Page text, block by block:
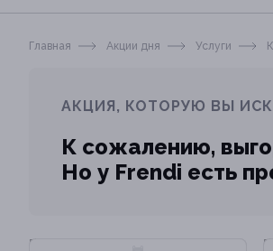
Главная Акции дня Услуги
АКЦИЯ, КОТОРУЮ ВЫ
К сожалению,
Но у Frendi есть